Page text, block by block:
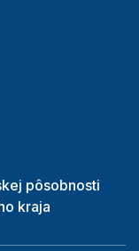
pôsobnosti
kraja